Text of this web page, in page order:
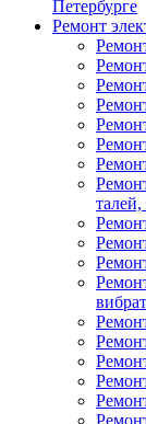
Петербурге
Ремонт
талей,